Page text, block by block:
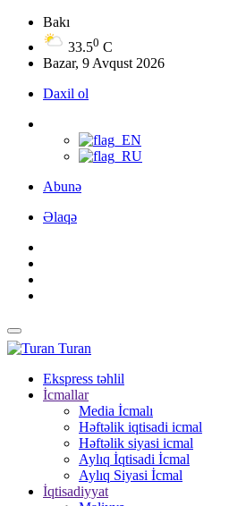
Bakı
33.50 C
Bazar, 9 Avqust 2026
Daxil ol
Abunə
Əlaqə
Turan
Ekspress təhlil
İcmallar
Media İcmalı
Həftəlik iqtisadi icmal
Həftəlik siyasi icmal
Aylıq İqtisadi İcmal
Aylıq Siyasi İcmal
İqtisadiyyat